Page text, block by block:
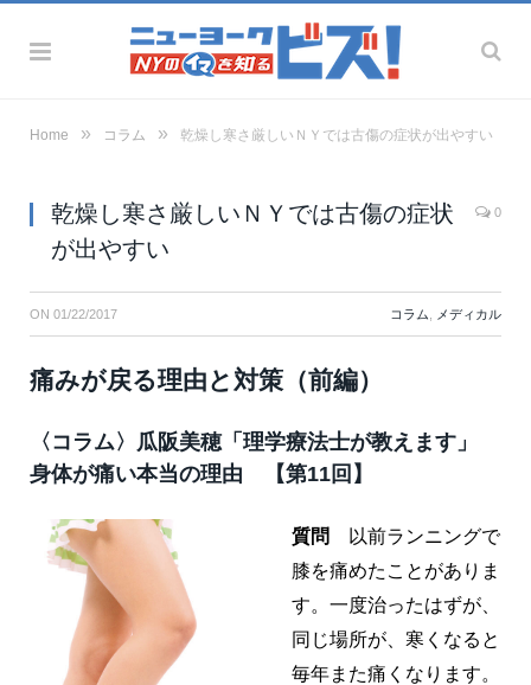
Home » コラム » 乾燥し寒さ厳しいＮＹでは古傷の症状が出やすい
乾燥し寒さ厳しいＮＹでは古傷の症状
が出やすい
0
ON 01/22/2017 コラム メディカル
痛みが戻る理由と対策（前編）
〈コラム〉瓜阪美穂「理学療法士が教えます」
身体が痛い本当の理由 【第11回】
質問
以前ランニングで
膝を痛めたことがありま
す。一度治ったはずが、
同じ場所が、寒くなると
毎年また痛くなります。